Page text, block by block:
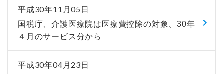
平成30年11月05日
国税庁、介護医療院は医療費控除の対象、30年
４月のサービス分から
平成30年04月23日